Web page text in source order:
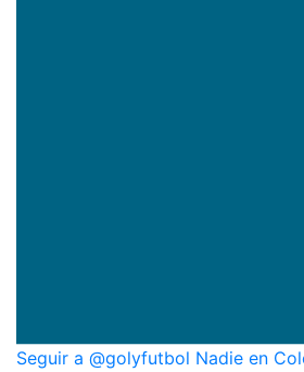
Seguir a @golyfutbol Nadie en